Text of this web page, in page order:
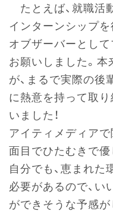
たとえば、就職活
インターンシップ
オブザーバーとし
お願いしました。
が、まるで実際の後
に熱意を持って取り
いました！
アイティメディア
面目でひたむきで優
自分でも、恵まれた
必要があるので、
ができそうな予感が